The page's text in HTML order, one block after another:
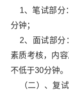
1、笔试部分
分钟；
2、面试部分
素质考核，内
不低于30分钟。
（二）、复试